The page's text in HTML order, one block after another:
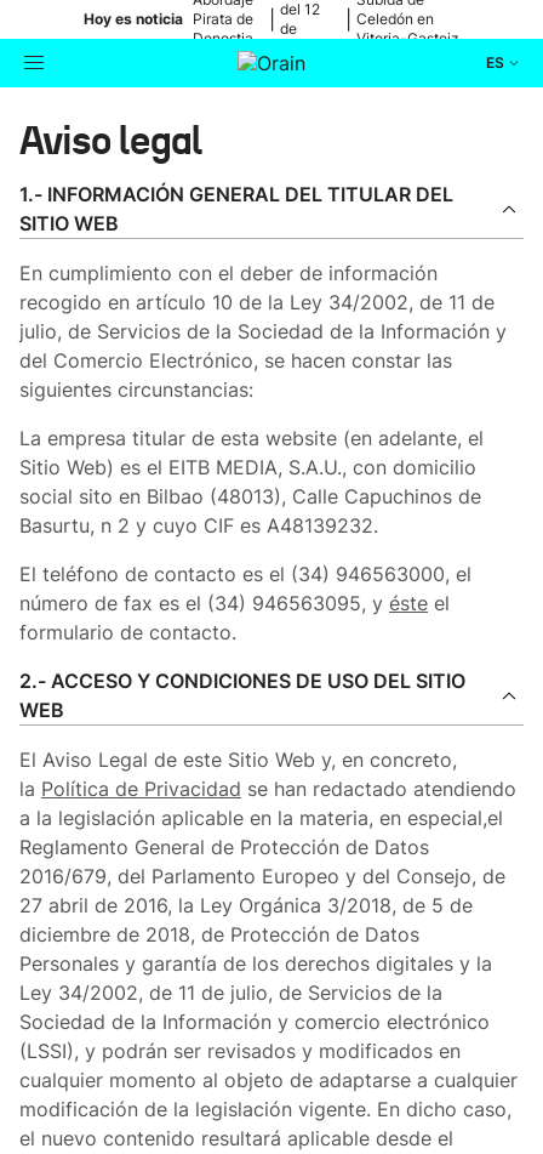
Hoy es noticia Pirata de
Donostia
del 12
de
Celedón en
Vitoria-Gasteiz
ES
Buscador
Política
Ikusmiran
Eguraldia
Aviso legal
1.- INFORMACIÓN GENERAL DEL TITULAR DEL
SITIO WEB
En cumplimiento con el deber de información
recogido en artículo 10 de la Ley 34/2002, de 11 de
julio, de Servicios de la Sociedad de la Información y
del Comercio Electrónico, se hacen constar las
siguientes circunstancias:
La empresa titular de esta website (en adelante, el
Sitio Web) es el EITB MEDIA, S.A.U., con domicilio
social sito en Bilbao (48013), Calle Capuchinos de
Basurtu, n 2 y cuyo CIF es A48139232.
El teléfono de contacto es el (34) 946563000, el
número de fax es el (34) 946563095, y éste el
formulario de contacto.
2.- ACCESO Y CONDICIONES DE USO DEL SITIO
WEB
El Aviso Legal de este Sitio Web y, en concreto,
la Política de Privacidad se han redactado atendiendo
a la legislación aplicable en la materia, en especial,el
Reglamento General de Protección de Datos
2016/679, del Parlamento Europeo y del Consejo, de
27 abril de 2016, la Ley Orgánica 3/2018, de 5 de
diciembre de 2018, de Protección de Datos
Personales y garantía de los derechos digitales y la
Ley 34/2002, de 11 de julio, de Servicios de la
Sociedad de la Información y comercio electrónico
(LSSI), y podrán ser revisados y modificados en
cualquier momento al objeto de adaptarse a cualquier
modificación de la legislación vigente. En dicho caso,
el nuevo contenido resultará aplicable desde el